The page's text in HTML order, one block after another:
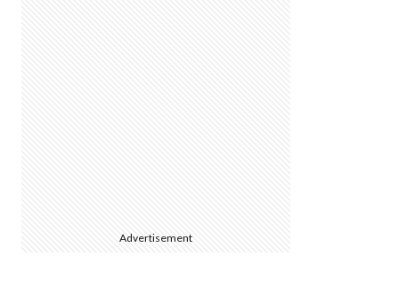
Advertisement